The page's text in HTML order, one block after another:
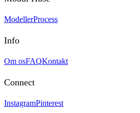
ModellerProcess
Info
Om osFAQKontakt
Connect
InstagramPinterest